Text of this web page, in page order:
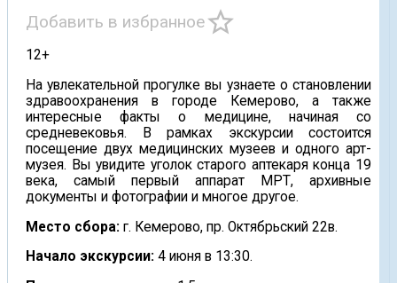
Добавить в избранноеstar_border
12+
На увлекательной прогулке вы узнаете о становлении
здравоохранения в городе Кемерово, а также
интересные факты о медицине, начиная со
средневековья. В рамках экскурсии состоится
посещение двух медицинских музеев и одного арт-
музея. Вы увидите уголок старого аптекаря конца 19
века, самый первый аппарат МРТ, архивные
документы и фотографии и многое другое.
Место сбора: г. Кемерово, пр. Октябрьский 22в.
Начало экскурсии: 4 июня в 13:30.